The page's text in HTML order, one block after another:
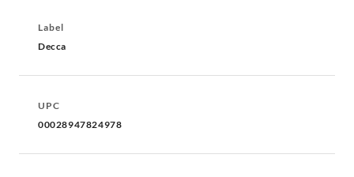
Label
Decca
UPC
00028947824978